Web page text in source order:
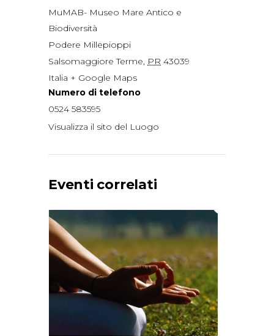
MuMAB- Museo Mare Antico e
Biodiversità
Podere Millepioppi
Salsomaggiore Terme, PR 43039
Italia + Google Maps
Numero di telefono
0524 583595
Visualizza il sito del Luogo
Eventi correlati